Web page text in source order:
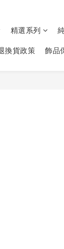
精選系列
換貨政策 飾品